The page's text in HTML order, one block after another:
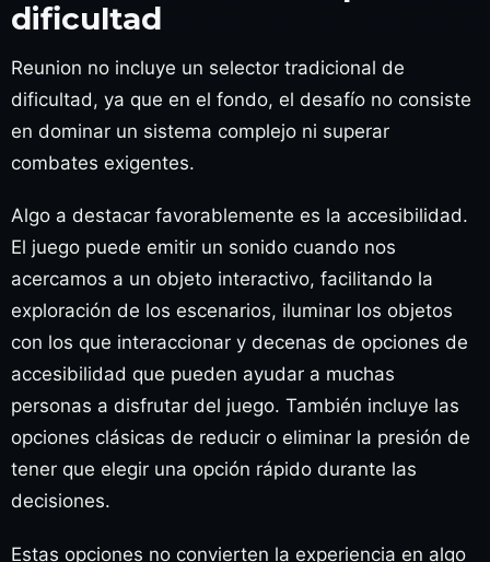
dificultad
Reunion no incluye un selector tradicional de
dificultad, ya que en el fondo, el desafío no consiste
en dominar un sistema complejo ni superar
combates exigentes.
Algo a destacar favorablemente es la accesibilidad.
El juego puede emitir un sonido cuando nos
acercamos a un objeto interactivo, facilitando la
exploración de los escenarios, iluminar los objetos
con los que interaccionar y decenas de opciones de
accesibilidad que pueden ayudar a muchas
personas a disfrutar del juego. También incluye las
opciones clásicas de reducir o eliminar la presión de
tener que elegir una opción rápido durante las
decisiones.
Estas opciones no convierten la experiencia en algo